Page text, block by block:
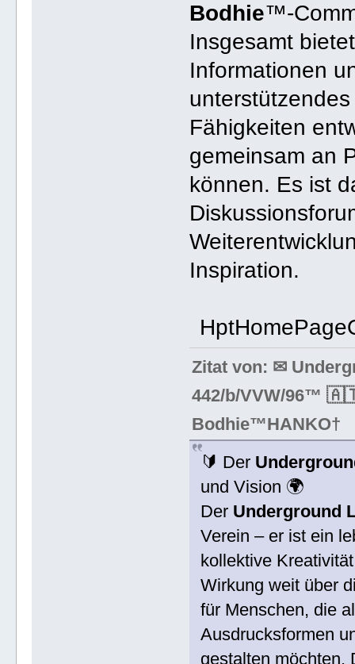
Bodhie™-
Insgesamt
Informationen
Fähigkeiten
gemeinsam an
können. Es ist
Inspiration.
Zitat von: ✉
442/b/VVW/96™
Bodhie™HANKO†
🔰 Der
und Vision 🌍
Der Underground
Verein – er ist ein
kollektive
Wirkung weit über
für Menschen, die
Ausdrucksformen
gestalten möchten.